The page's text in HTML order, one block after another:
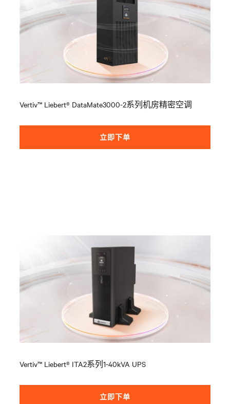
Vertiv™ Liebert® DataMate3000-2系列机房精密空调
立即下单
Vertiv™ Liebert® ITA2系列1-40kVA UPS
立即下单